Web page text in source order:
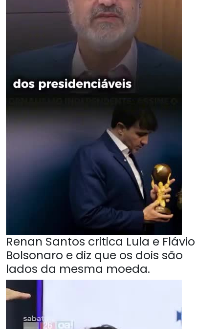
Renan Santos critica Lula e Flávio
Bolsonaro e diz que os dois são
lados da mesma moeda.